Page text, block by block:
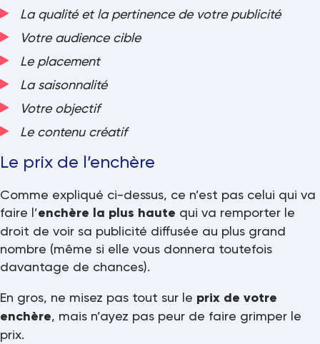
La qualité et la pertinence de votre publicité
Votre audience cible
Le placement
La saisonnalité
Votre objectif
Le contenu créatif
Le prix de l’enchère
Comme expliqué ci-dessus, ce n’est pas celui qui va
faire l’enchère la plus haute qui va remporter le
droit de voir sa publicité diffusée au plus grand
nombre (même si elle vous donnera toutefois
davantage de chances).
En gros, ne misez pas tout sur le prix de votre
enchère, mais n’ayez pas peur de faire grimper le
prix.